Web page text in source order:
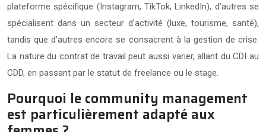
plateforme spécifique (Instagram, TikTok, LinkedIn), d’autres se
spécialisent dans un secteur d’activité (luxe, tourisme, santé),
tandis que d’autres encore se consacrent à la gestion de crise.
La nature du contrat de travail peut aussi varier, allant du CDI au
CDD, en passant par le statut de freelance ou le stage.
Pourquoi le community management
est particulièrement adapté aux